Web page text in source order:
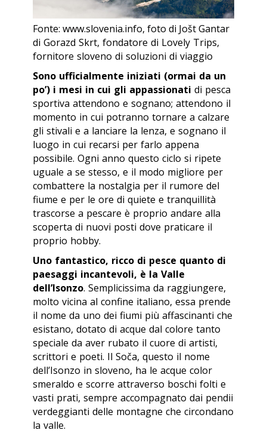
Fonte: www.slovenia.info, foto di Jošt Gantar
di Gorazd Skrt, fondatore di Lovely Trips,
fornitore sloveno di soluzioni di viaggio
Sono ufficialmente iniziati (ormai da un
po’) i mesi in cui gli appassionati di pesca
sportiva attendono e sognano; attendono il
momento in cui potranno tornare a calzare
gli stivali e a lanciare la lenza, e sognano il
luogo in cui recarsi per farlo appena
possibile. Ogni anno questo ciclo si ripete
uguale a se stesso, e il modo migliore per
combattere la nostalgia per il rumore del
fiume e per le ore di quiete e tranquillità
trascorse a pescare è proprio andare alla
scoperta di nuovi posti dove praticare il
proprio hobby.
Uno fantastico, ricco di pesce quanto di
paesaggi incantevoli, è la Valle
dell’Isonzo. Semplicissima da raggiungere,
molto vicina al confine italiano, essa prende
il nome da uno dei fiumi più affascinanti che
esistano, dotato di acque dal colore tanto
speciale da aver rubato il cuore di artisti,
scrittori e poeti. Il Soča, questo il nome
dell’Isonzo in sloveno, ha le acque color
smeraldo e scorre attraverso boschi folti e
vasti prati, sempre accompagnato dai pendii
verdeggianti delle montagne che circondano
la valle.